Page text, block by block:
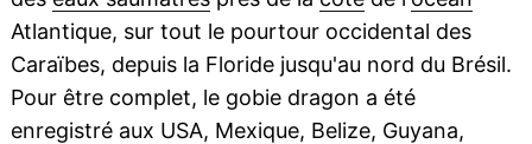
Atlantique, sur tout le pourtour occidental des
Caraïbes, depuis la Floride jusqu'au nord du Brésil.
Pour être complet, le gobie dragon a été
enregistré aux USA, Mexique, Belize, Guyana,